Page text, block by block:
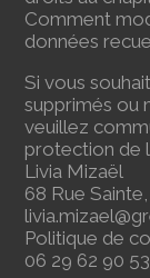
Comment
données
Si vous
supprimés ou
veuillez
protection de
Livia Mizaël
68 Rue
Politique de
06 29 62 90 53